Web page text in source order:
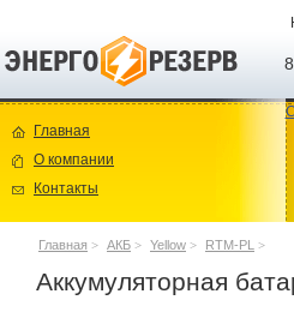
Главная
О компании
Контакты
Главная > АКБ > Yellow > RTM-PL >
Аккумуляторная